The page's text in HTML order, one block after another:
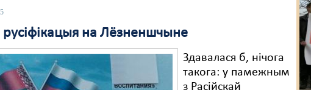
на Лёзненшчыне
Здавалася б, нічога
такога: у памежным
з Расійскай